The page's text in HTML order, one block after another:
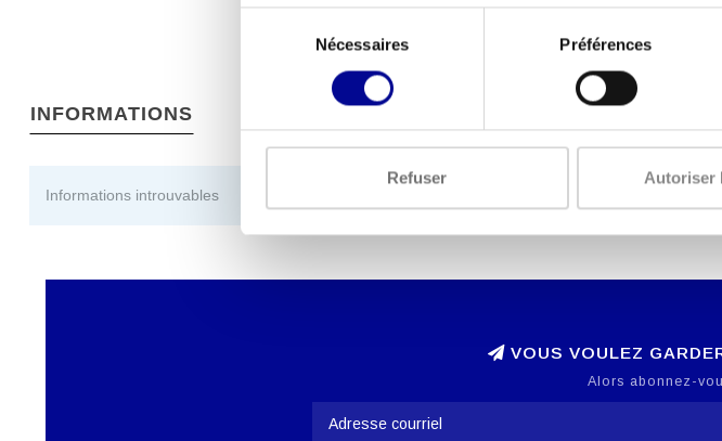
consentement
Nécessaires Préférences
Refuser Autoriser
INFORMATIONS
Informations introuvables
VOUS VOULEZ
Alors abonnez-